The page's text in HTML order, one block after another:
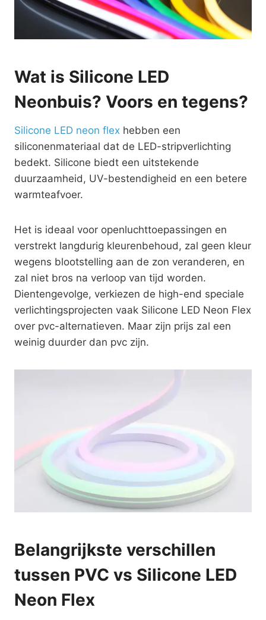
Wat is Silicone LED
Neonbuis? Voors en tegens?
Silicone LED neon flex hebben een
siliconenmateriaal dat de LED-stripverlichting
bedekt. Silicone biedt een uitstekende
duurzaamheid, UV-bestendigheid en een betere
warmteafvoer.
Het is ideaal voor openluchttoepassingen en
verstrekt langdurig kleurenbehoud, zal geen kleur
wegens blootstelling aan de zon veranderen, en
zal niet bros na verloop van tijd worden.
Dientengevolge, verkiezen de high-end speciale
verlichtingsprojecten vaak Silicone LED Neon Flex
over pvc-alternatieven. Maar zijn prijs zal een
weinig duurder dan pvc zijn.
Belangrijkste verschillen
tussen PVC vs Silicone LED
Neon Flex